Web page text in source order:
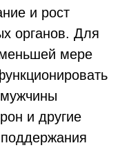
и рост
органов. Для
мере
и другие